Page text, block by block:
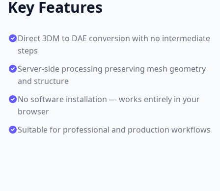
Key Features
Direct 3DM to DAE conversion with no intermediate
steps
Server-side processing preserving mesh geometry
and structure
No software installation — works entirely in your
browser
Suitable for professional and production workflows